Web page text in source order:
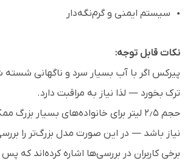
سیستم ایمنی و گرم‌نگه‌دار
نکات قابل توجه:
پیرکس اگر با آب بسیار سرد و ناگهانی
ترک بخورد — لذا نیاز به مراقبت دارد.
حجم ۲٫۵ لیتر برای خانواده‌های بسیار
نیاز باشد — در این صورت مدل بزرگ‌تر را
برخی کاربران در بررسی‌ها اشاره کرده‌اند که